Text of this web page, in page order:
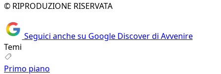
© RIPRODUZIONE RISERVATA
Seguici anche su Google Discover di Avvenire
Temi
Primo piano